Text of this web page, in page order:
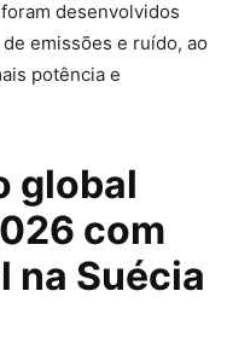
desenvolvidos
emissões e ruído, ao
potência e
global
com
na Suécia